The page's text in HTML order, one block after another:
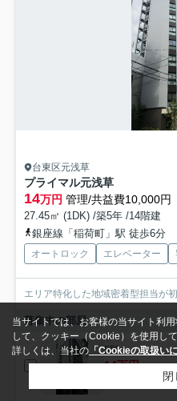
台東区元浅草
プライマル元浅草
14万円 管理/共益費10,000円
27.45㎡ (1DK) /築5年 /14階建
銀座線「稲荷町」駅 徒歩6分
オートロック エレベーター
エリア特化した地域密着型担当が
募集中の部屋
5階
14万円
5階 / 27.45㎡ /
当サイトでは、お客様の当サイト利
して、クッキー（Cookie）を使用して
詳しくは、当社の 「Cookieの取扱い
閉